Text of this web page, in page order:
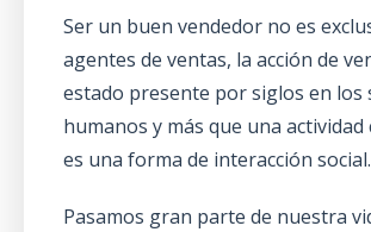
Ser un buen vendedor no es
agentes de ventas, la acción de
estado presente por siglos en los
humanos y más que una actividad
es una forma de interacción social.
Pasamos gran parte de nuestra